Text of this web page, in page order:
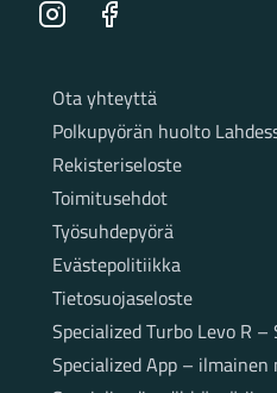
Instagram Facebook
SivutOta yhteyttä
Polkupyörän huolto
Rekisteriseloste
Toimitusehdot
Työsuhdepyörä
Evästepolitiikka
Tietosuojaseloste
Specialized Turbo Levo R
Specialized App –